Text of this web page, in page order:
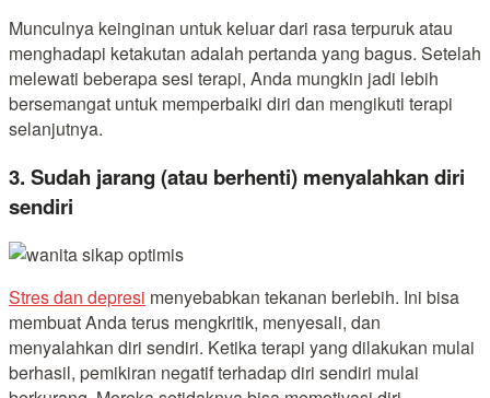
Munculnya keinginan untuk keluar dari rasa terpuruk atau
menghadapi ketakutan adalah pertanda yang bagus. Setelah
melewati beberapa sesi terapi, Anda mungkin jadi lebih
bersemangat untuk memperbaiki diri dan mengikuti terapi
selanjutnya.
3. Sudah jarang (atau berhenti) menyalahkan diri
sendiri
Stres dan depresi menyebabkan tekanan berlebih. Ini bisa
membuat Anda terus mengkritik, menyesali, dan
menyalahkan diri sendiri. Ketika terapi yang dilakukan mulai
berhasil, pemikiran negatif terhadap diri sendiri mulai